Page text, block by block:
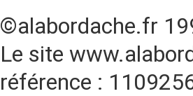
©alabordache.fr
Le site
référence :